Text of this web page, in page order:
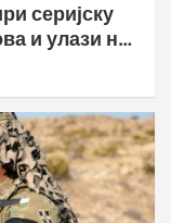
серијску
и улази на